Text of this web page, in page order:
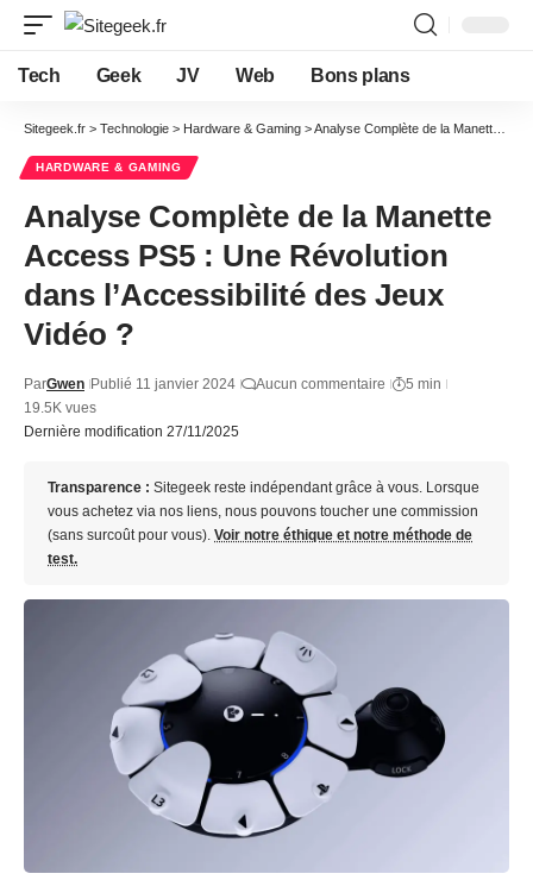
Tech Geek JV Web Bons plans
Sitegeek.fr > Technologie > Hardware & Gaming >Analyse Complète de la Manette Access PS5 : Une Révolution dans l’Accessibilité des Jeux Vidéo ?
HARDWARE & GAMING
Analyse Complète de la Manette
Access PS5 : Une Révolution
dans l’Accessibilité des Jeux
Vidéo ?
Dernière modification 27/11/2025
ParGwen Publié 11 janvier 2024 Aucun commentaire
5 min
19.5K vues
Transparence : Sitegeek reste indépendant grâce à vous. Lorsque
vous achetez via nos liens, nous pouvons toucher une commission
(sans surcoût pour vous). Voir notre éthique et notre méthode de
test.